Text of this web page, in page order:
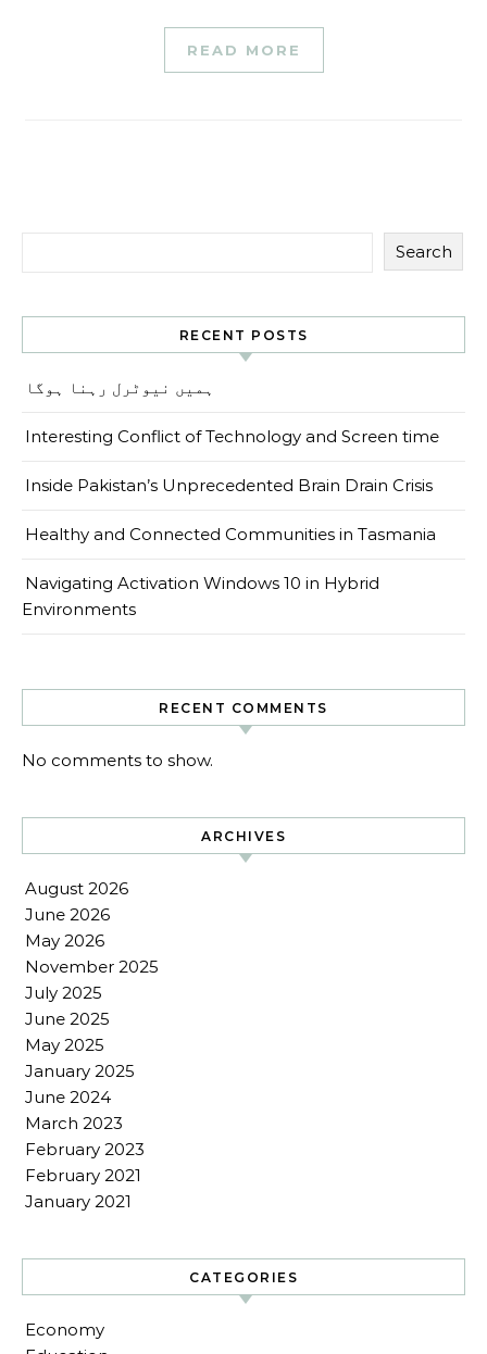
READ MORE
Search
RECENT POSTS
ہمیں نیوٹرل رہنا ہوگا
Interesting Conflict of Technology and Screen time
Inside Pakistan’s Unprecedented Brain Drain Crisis
Healthy and Connected Communities in Tasmania
Navigating Activation Windows 10 in Hybrid
Environments
RECENT COMMENTS
No comments to show.
ARCHIVES
August 2026
June 2026
May 2026
November 2025
July 2025
June 2025
May 2025
January 2025
June 2024
March 2023
February 2023
February 2021
January 2021
CATEGORIES
Economy